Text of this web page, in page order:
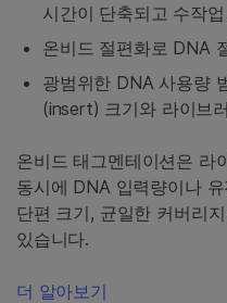
시간이 단축되고 수작
온비드 절편화로 DNA
광범위한 DNA 사용량
(insert) 크기와 라이브
온비드 태그멘테이션은 라
동시에 DNA 입력량이나
단편 크기, 균일한 커버리
있습니다.
더 알아보기